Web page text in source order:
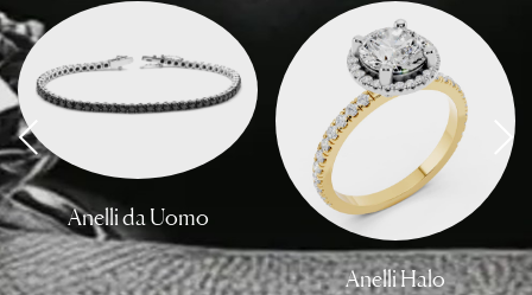
Anelli da Uomo
Anelli Halo